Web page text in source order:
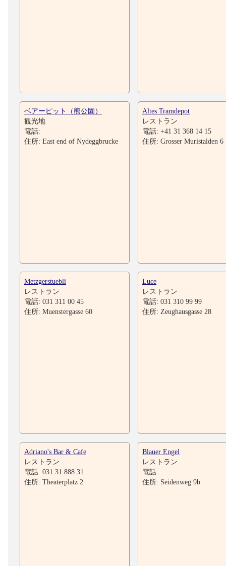
ベアーピット（熊公園）
観光地
電話:
住所: East end of Nydeggbrucke
Altes Tramdepot
レストラン
電話: +41 31 368 14 15
住所: Grosser Muristalden 6
Metzgerstuebli
レストラン
電話: 031 311 00 45
住所: Muenstergasse 60
Luce
レストラン
電話: 031 310 99 99
住所: Zeughausgasse 28
Adriano's Bar & Cafe
レストラン
電話: 031 31 888 31
住所: Theaterplatz 2
Blauer Engel
レストラン
電話:
住所: Seidenweg 9b